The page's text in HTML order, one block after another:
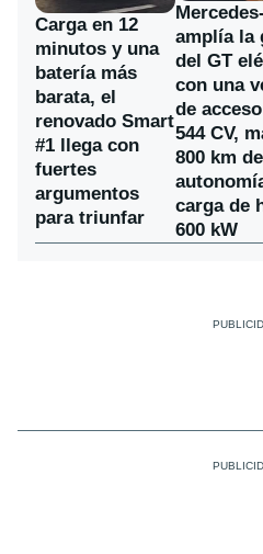
Carga en 12
minutos y una
batería más
barata, el
renovado Smart
#1 llega con
fuertes
argumentos
para triunfar
amplía la
del GT
con una
de
544 CV,
800 km de
carga de
600 kW